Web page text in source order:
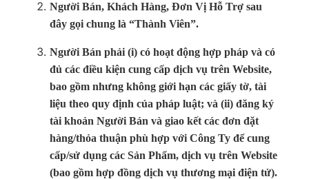
Người Bán, Khách Hàng, Đơn Vị Hỗ Trợ sau
đây gọi chung là “Thành Viên”.
Người Bán phải (i) có hoạt động hợp pháp và có
đủ các điều kiện cung cấp dịch vụ trên Website,
bao gồm nhưng không giới hạn các giấy tờ, tài
liệu theo quy định của pháp luật; và (ii) đăng ký
tài khoản Người Bán và giao kết các đơn đặt
hàng/thỏa thuận phù hợp với Công Ty để cung
cấp/sử dụng các Sản Phẩm, dịch vụ trên Website
(bao gồm hợp đồng dịch vụ thương mại điện tử).